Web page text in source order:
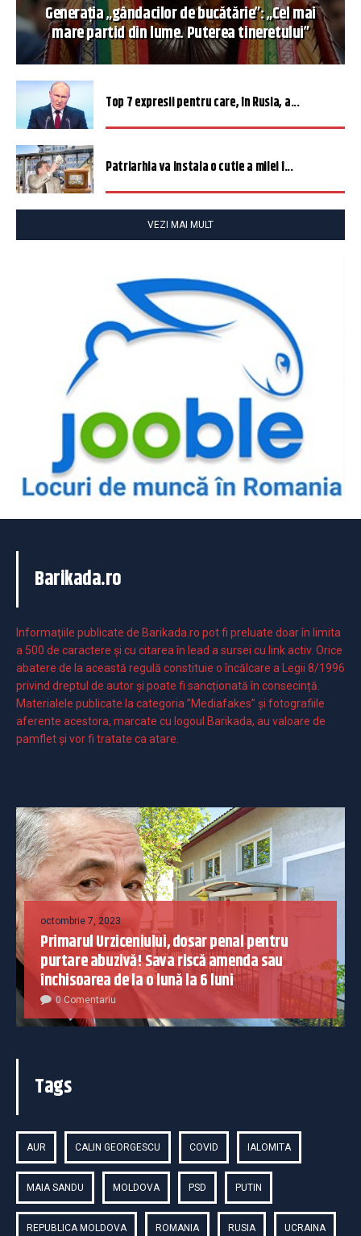
Generația „gândacilor de bucătărie”: „Cel mai
mare partid din lume. Puterea tineretului”
Top 7 expresii pentru care, în Rusia, a...
Patriarhia va instala o cutie a milei î...
VEZI MAI MULT
Barikada.ro
Informaţiile publicate de Barikada.ro pot fi preluate doar în limita
a 500 de caractere şi cu citarea în lead a sursei cu link activ. Orice
abatere de la această regulă constituie o încălcare a Legii 8/1996
privind dreptul de autor și poate fi sancționată în consecință.
Materialele publicate la categoria ”Mediafakes” și fotografiile
aferente acestora, marcate cu logoul Barikada, au valoare de
pamflet și vor fi tratate ca atare.
octombrie 7, 2023
Primarul Urziceniului, dosar penal pentru
purtare abuzivă! Sava riscă amenda sau
închisoarea de la o lună la 6 luni
0 Comentariu
Tags
AUR CALIN GEORGESCU COVID IALOMITA
MAIA SANDU MOLDOVA PSD PUTIN
REPUBLICA MOLDOVA ROMANIA RUSIA UCRAINA